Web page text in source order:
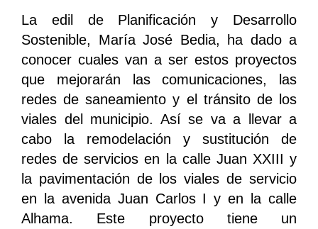
La edil de Planificación y Desarrollo
Sostenible, María José Bedia, ha dado a
conocer cuales van a ser estos proyectos
que mejorarán las comunicaciones, las
redes de saneamiento y el tránsito de los
viales del municipio. Así se va a llevar a
cabo la remodelación y sustitución de
redes de servicios en la calle Juan XXIII y
la pavimentación de los viales de servicio
en la avenida Juan Carlos I y en la calle
Alhama. Este proyecto tiene un